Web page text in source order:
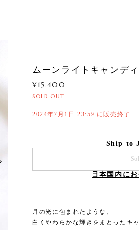
ムーンライトキャンデ
¥15,400
SOLD OUT
2024年7月1日 23:59 に販売終了
Ship to
日本国内に
月の光に包まれたような、
白くやわらかな輝きをまとったキャ